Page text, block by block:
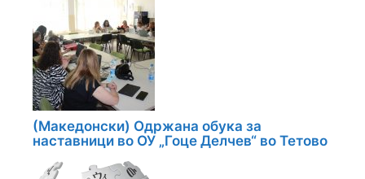
(Македонски) Одржана обука за
наставници во ОУ „Гоце Делчев“ во Тетово